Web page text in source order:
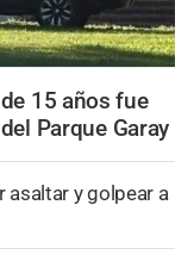
15 años fue
Parque Garay
asaltar y golpear a